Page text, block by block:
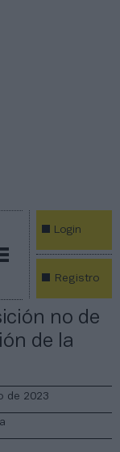
Login
Registro
no de
de la
de 2023